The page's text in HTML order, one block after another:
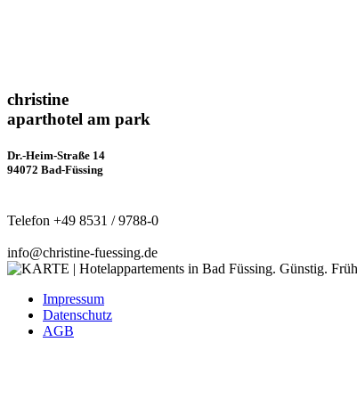
christine
aparthotel am park
Dr.-Heim-Straße 14
94072 Bad-Füssing
Telefon +49 8531 / 9788-0
info@christine-fuessing.de
Impressum
Datenschutz
AGB